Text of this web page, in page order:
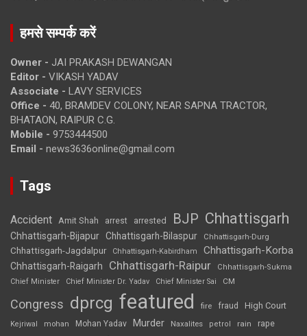
हमसे सम्पर्क करें
Owner - JAI PRAKASH DEWANGAN
Editor - VIKASH YADAV
Associate - LAVY SERVICES
Office - 40, BRAMDEV COLONY, NEAR SAPNA TRACTOR,
BHATAON, RAIPUR C.G.
Mobile - 9753444500
Email - news3636online@gmail.com
Tags
Accident Amit Shah arrest arrested BJP Chhattisgarh
Chhattisgarh-Bijapur Chhattisgarh-Bilaspur Chhattisgarh-Durg
Chhattisgarh-Jagdalpur Chhattisgarh-Kabirdham Chhattisgarh-Korba
Chhattisgarh-Raigarh Chhattisgarh-Raipur
Chhattisgarh-Sukma
Chief Minister
Chief Minister Dr. Yadav Chief Minister Sai CM
Congress dprcg featured fire fraud High Court
Kejriwal mohan Mohan Yadav Murder Naxalites petrol rain rape